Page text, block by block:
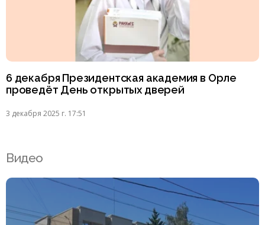
6 декабря Президентская академия в Орле
проведёт День открытых дверей
3 декабря 2025 г. 17:51
Видео